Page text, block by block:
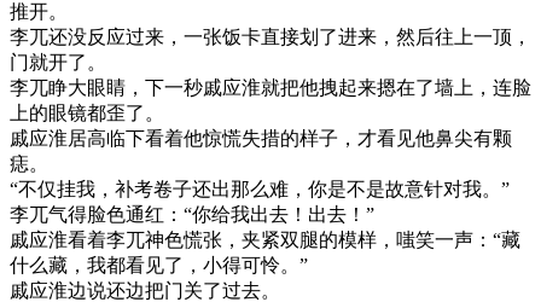
推开。
李兀还没反应过来，一张饭卡直接划了进来，然后往上一顶，
门就开了。
李兀睁大眼睛，下一秒戚应淮就把他拽起来摁在了墙上，连脸
上的眼镜都歪了。
戚应淮居高临下看着他惊慌失措的样子，才看见他鼻尖有颗
痣。
“不仅挂我，补考卷子还出那么难，你是不是故意针对我。”
李兀气得脸色通红：“你给我出去！出去！”
戚应淮看着李兀神色慌张，夹紧双腿的模样，嗤笑一声：“藏
什么藏，我都看见了，小得可怜。”
戚应淮边说还边把门关了过去。